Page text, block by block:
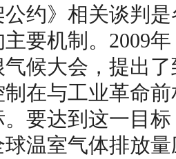
约》相关谈判
要机制。2009
气候大会，提出
在与工业革命
。要达到这一目
球温室气体排放